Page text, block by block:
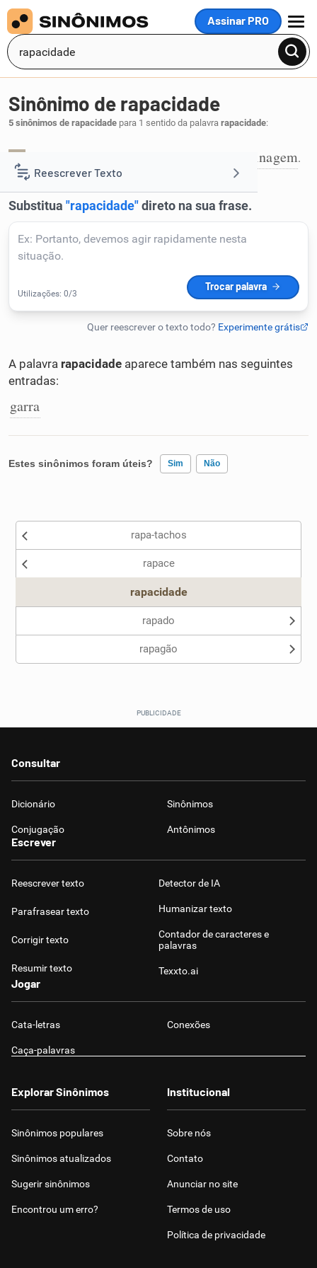
Assinar PRO
MENU
Reescrever Texto
Resumir Texto
Corrigir Texto
Detector de IA
Humanizador de IA
Cata-letras
Sinônimos
Sinônimo de rapacidade
5 sinônimos de rapacidade para 1 sentido da palavra rapacidade:
rapinagem.
A palavra rapacidade aparece também nas seguintes
entradas:
garra
Estes sinônimos foram úteis? Sim Não
Nenhum dos sinônimos apresentados me ajudou
rapa-tachos
rapace
rapacidade
rapado
rapagão
Consultar
Dicionário Sinônimos
Conjugação Antônimos
Escrever
Reescrever texto
Parafrasear texto
Corrigir texto
Resumir texto
Detector de IA
Humanizar texto
Contador de caracteres e
palavras
Texxto.ai
Jogar
Cata-letras Conexões
Caça-palavras
Explorar Sinônimos
Sinônimos populares
Sinônimos atualizados
Sugerir sinônimos
Encontrou um erro?
Institucional
Sobre nós
Contato
Anunciar no site
Termos de uso
Política de privacidade